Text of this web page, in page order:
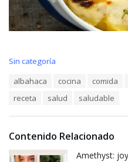
C
i
s
Sin categoría
albahaca cocina comida
receta
salud saludable
Contenido Relacionado
Amethyst: